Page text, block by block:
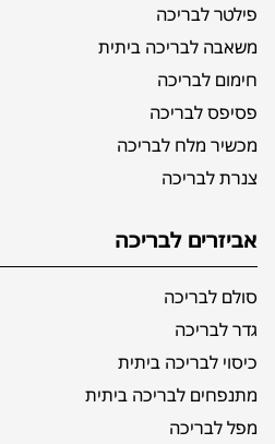
פילטר לבריכה
משאבה לבריכה ביתית
חימום לבריכה
פסיפס לבריכה
מכשיר מלח לבריכה
צנרת לבריכה
אביזרים לבריכה
סולם לבריכה
גדר לבריכה
כיסוי לבריכה ביתית
מתנפחים לבריכה ביתית
מפל לבריכה